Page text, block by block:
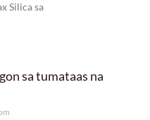
Silica sa
sa tumataas na